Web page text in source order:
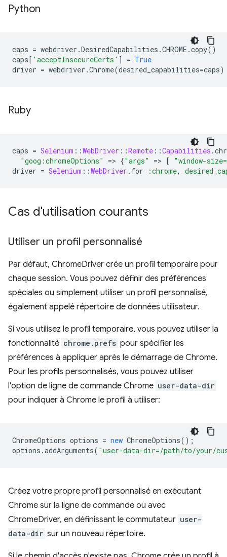
Python
caps = webdriver .DesiredCapabilities .CHROME .copy()
caps[ 'acceptInsecureCerts' ] = True
driver = webdriver .Chrome(desired_capabilities=caps)
Ruby
caps = Selenium ::WebDriver ::Remote ::Capabilities .
"goog:chromeOptions"
=> {"args" => [
"window-
driver = Selenium ::WebDriver . for :chrome,
Cas d'utilisation courants
Utiliser un profil personnalisé
Par défaut, ChromeDriver crée un profil temporaire pour
chaque session. Vous pouvez définir des préférences
spéciales ou simplement utiliser un profil personnalisé,
également appelé répertoire de données utilisateur.
Si vous utilisez le profil temporaire, vous pouvez utiliser la
fonctionnalité chrome.prefs pour spécifier les
préférences à appliquer après le démarrage de Chrome.
Pour les profils personnalisés, vous pouvez utiliser
l'option de ligne de commande Chrome user-data-dir
pour indiquer à Chrome le profil à utiliser:
ChromeOptions options = new ChromeOptions();
options .addArguments( "user-data-dir=/path/to/your/
Créez votre propre profil personnalisé en exécutant
Chrome sur la ligne de commande ou avec
ChromeDriver, en définissant le commutateur user-
data-dir sur un nouveau répertoire.